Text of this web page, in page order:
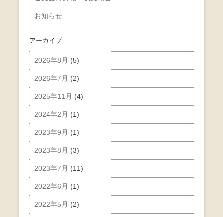
お知らせ
アーカイブ
2026年8月 (5)
2026年7月 (2)
2025年11月 (4)
2024年2月 (1)
2023年9月 (1)
2023年8月 (3)
2023年7月 (11)
2022年6月 (1)
2022年5月 (2)